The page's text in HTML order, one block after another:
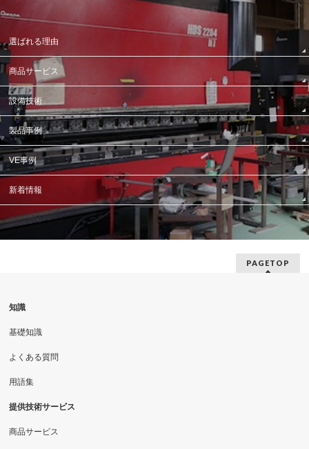
選ばれる理由
商品サービス
設備技術
製品事例
VE事例
新着情報
PAGETOP
知識
基礎知識
よくある質問
用語集
提供技術サービス
商品サービス